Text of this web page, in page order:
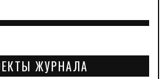
ЖУРНАЛА